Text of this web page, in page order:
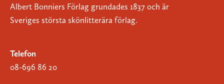
Albert Bonniers Förlag grundades 1837 och är
Sveriges största skönlitterära förlag.
Telefon
08-696 86 20